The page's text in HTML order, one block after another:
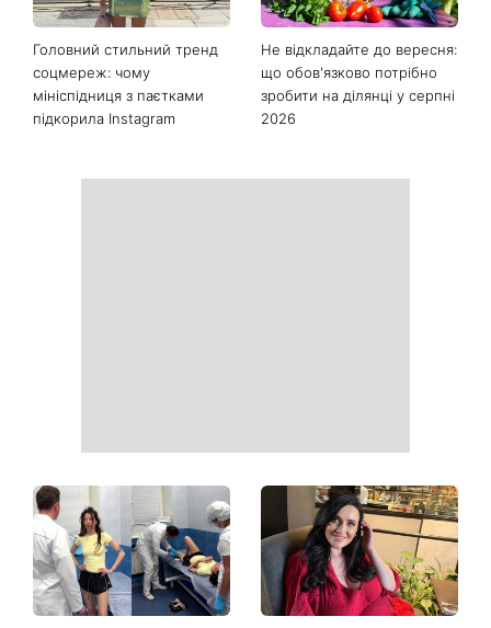
Головний стильний тренд
соцмереж: чому
мініспідниця з паєтками
підкорила Instagram
Не відкладайте до вересня:
що обов'язково потрібно
зробити на ділянці у серпні
2026